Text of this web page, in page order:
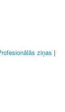
ziņas |